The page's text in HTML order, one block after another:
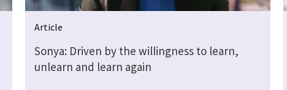
Article
Sonya: Driven by the willingness to learn,
unlearn and learn again